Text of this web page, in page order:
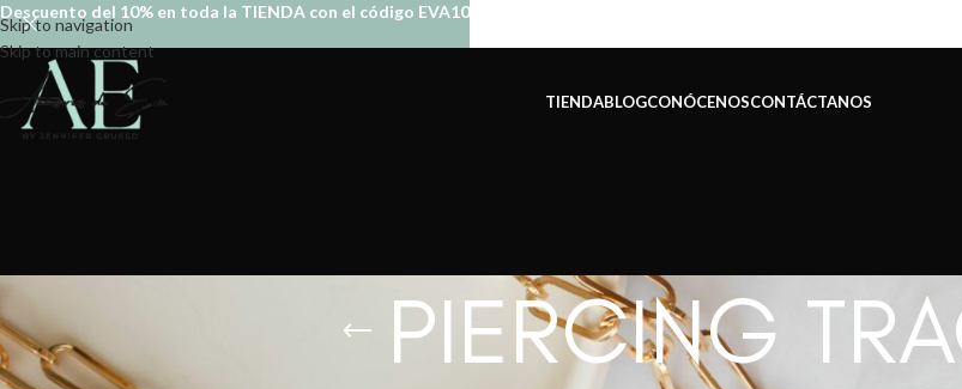
Skip to navigation
Skip to main content
TIENDABLOGCONÓCENOSCONTÁCTANOS
PIERCING
Descuento del 10% en toda la TIENDA con el código EVA10